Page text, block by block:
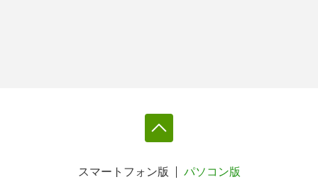
スマートフォン版 パソコン版